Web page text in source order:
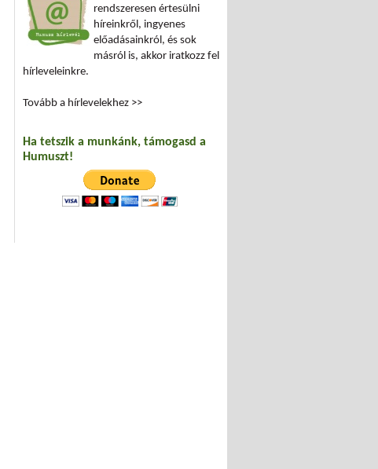
rendszeresen értesülni
híreinkről, ingyenes
előadásainkról, és sok
másról is, akkor iratkozz fel
hírleveleinkre.
Tovább a hírlevelekhez >>
Ha tetszik a munkánk, támogasd a
Humuszt!